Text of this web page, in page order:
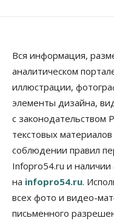
Бизнес
Правительство
выпуск бензина
06 Августа 2026, 14:00
Общество
«За тех,
настоящая
обзванивают
перед зачислением
06 Августа 2026, 13:00
Власть
Режим ЧС ввели в
06 Августа 2026, 12:15
Вся информация,
аналитическом
иллюстрации,
элементы дизайна,
с законодательством
текстовых
соблюдении правил
Infopro54.ru и наличии
на infopro54.ru.
всех фото и видео-
письменного